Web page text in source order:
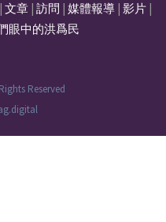
文章 訪問 媒體報導 影片
眼中的洪爲民
Reserved